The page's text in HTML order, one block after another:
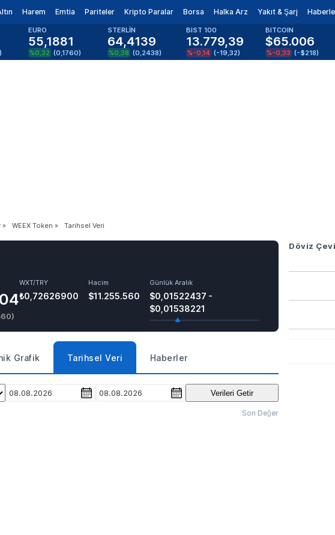
Harem Emtia Pariteler Kripto Paralar Borsa Halka Arz Yakıt & Şarj
)
EURO
55,1881
%0,32 (0,1760)
STERLİN
64,4139
%0,38 (0,2438)
BIST 100
13.779,39
%-0,14 (-19,32)
BITCOIN
$65.006
%-0,33 (-$218)
» WEEX Token » Tarihsel Veri
)
WXT/TRY
₺0,72626900
Hacim
$11.255.560
Günlük Aralık
$0,01522437 -
$0,01538221
Grafik Tarihsel Veri Haberler
08.08.2026 08.08.2026 Verileri Getir
Son Değer
Döviz